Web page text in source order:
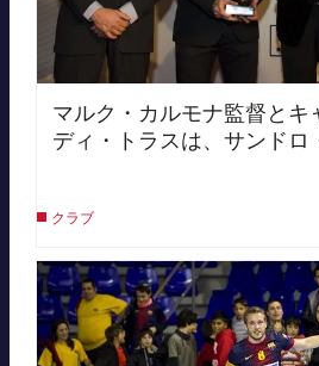
マルク・カルモナ監督とキ
ディ・トラスは、サンドロ
クラブ
FC